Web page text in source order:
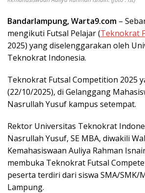
Bandarlampung, Warta9.com –
mengikuti Futsal Pelajar (Teknokrat
2025) yang diselenggarakan oleh
Teknokrat Indonesia.
Teknokrat Futsal Competition 2025
(22/10/2025), di Gelanggang
Nasrullah Yusuf kampus setempat.
Rektor Universitas Teknokrat
Nasrullah Yusuf, SE MBA, diwakili
Kemahasiswaan Auliya Rahman
membuka Teknokrat Futsal
peserta terdiri dari siswa SMA/SMK/
Lampung.